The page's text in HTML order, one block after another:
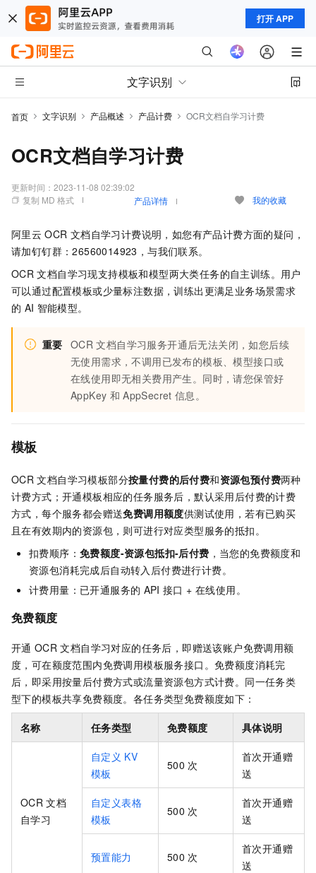
打开 APP
文字识别
首页 文字识别 产品概述 产品计费 OCR文档自学习计费
OCR文档自学习计费
更新时间： 2023-11-08 02:39:02
复制 MD 格式
产品详情 我的收藏
阿里云 OCR 文档自学习计费说明，如您有产品计费方面的疑问，
请加钉钉群：26560014923，与我们联系。
OCR 文档自学习现支持模板和模型两大类任务的自主训练。用户
可以通过配置模板或少量标注数据，训练出更满足业务场景需求
的 AI 智能模型。
重要 OCR 文档自学习服务开通后无法关闭，如您后续
无使用需求，不调用已发布的模板、模型接口或
在线使用即无相关费用产生。同时，请您保管好
AppKey 和 AppSecret 信息。
模板
OCR 文档自学习模板部分按量付费的后付费和资源包预付费两种
计费方式；开通模板相应的任务服务后，默认采用后付费的计费
方式，每个服务都会赠送免费调用额度供测试使用，若有已购买
且在有效期内的资源包，则可进行对应类型服务的抵扣。
扣费顺序： 免费额度-资源包抵扣-后付费 ，当您的免费额度和
资源包消耗完成后自动转入后付费进行计费。
计费用量：已开通服务的 API 接口 + 在线使用。
免费额度
开通 OCR 文档自学习对应的任务后，即赠送该账户免费调用额
度，可在额度范围内免费调用模板服务接口。免费额度消耗完
后，即采用按量后付费方式或流量资源包方式计费。同一任务类
型下的模板共享免费额度。各任务类型免费额度如下：
名称 任务类型 免费额度 具体说明
OCR 文档
自学习
自定义 KV
模板
500 次
首次开通赠
送
自定义表格
模板
500 次
首次开通赠
送
预置能力 500 次
首次开通赠
送